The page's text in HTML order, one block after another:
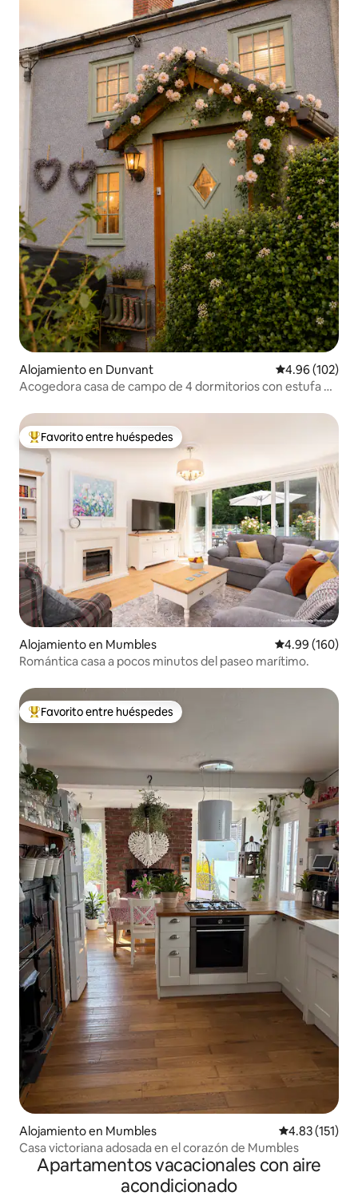
Alojamiento en Dunvant Calificación
4.96 (102)
Acogedora casa de campo de 4 dormitorios con estufa de
Favorito entre huéspedes preferido
Favorito entre huéspedes
Alojamiento en Mumbles Calificación
4.99 (160)
Romántica casa a pocos minutos del paseo marítimo.
Favorito entre huéspedes preferido
Favorito entre huéspedes
Alojamiento en Mumbles Calificación
4.83 (151)
Casa victoriana adosada en el corazón de Mumbles
Apartamentos vacacionales con aire
acondicionado